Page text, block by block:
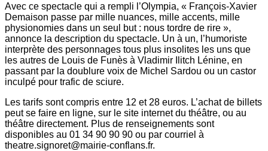
Avec ce spectacle qui a rempli l’Olympia, « François-Xavier
Demaison passe par mille nuances, mille accents, mille
physionomies dans un seul but : nous tordre de rire »,
annonce la description du spectacle. Un à un, l’humoriste
interprète des personnages tous plus insolites les uns que
les autres de Louis de Funès à Vladimir Ilitch Lénine, en
passant par la doublure voix de Michel Sardou ou un castor
inculpé pour trafic de sciure.
Les tarifs sont compris entre 12 et 28 euros. L’achat de billets
peut se faire en ligne, sur le site internet du théâtre, ou au
théâtre directement. Plus de renseignements sont
disponibles au 01 34 90 90 90 ou par courriel à
theatre.signoret@mairie-conflans.fr.